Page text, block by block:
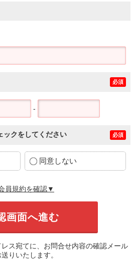
必須
-
ックをしてください 必須
同意しない
員規約を確認▼
ス宛てに、お問合せ内容の確認メール
りいたします。